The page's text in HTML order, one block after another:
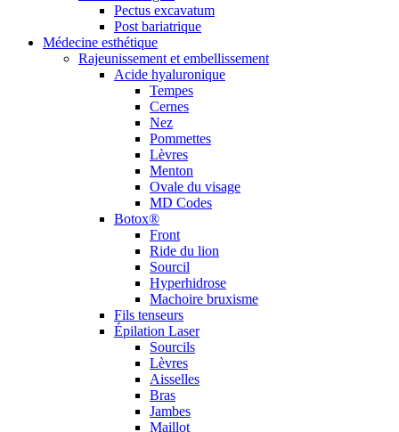
Pectus excavatum
Post bariatrique
Médecine esthétique
Rajeunissement et embellissement
Acide hyaluronique
Tempes
Cernes
Nez
Pommettes
Lèvres
Menton
Ovale du visage
MD Codes
Botox®
Front
Ride du lion
Sourcil
Hyperhidrose
Machoire bruxisme
Fils tenseurs
Épilation Laser
Sourcils
Lèvres
Aisselles
Bras
Jambes
Maillot